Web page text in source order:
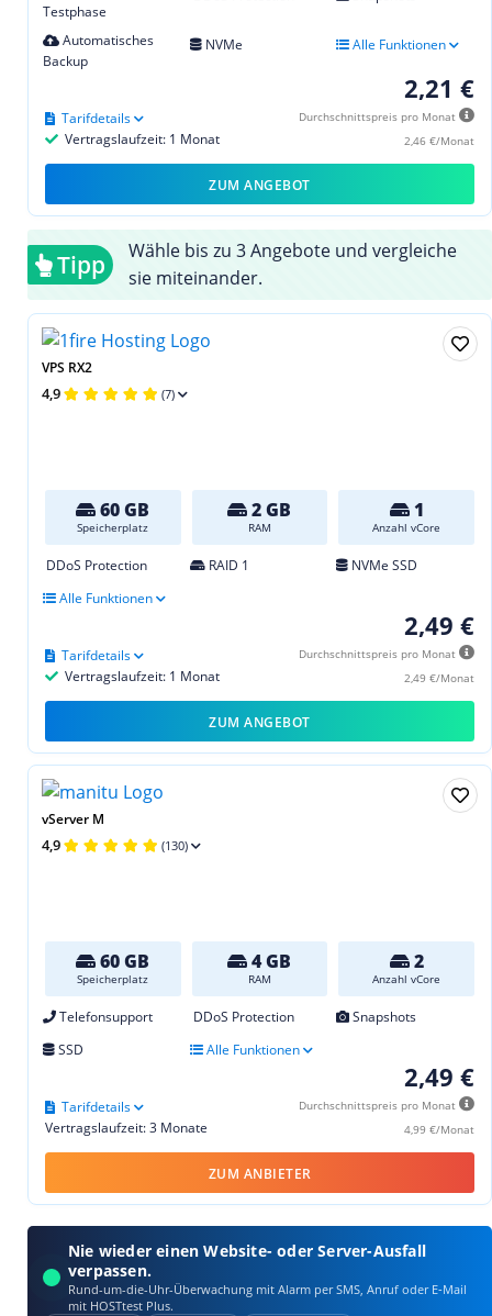
Testphase
Automatisches
Backup
NVMe Alle Funktionen
2,21 €
Durchschnittspreis pro Monat
2,46 €/Monat
Vertragslaufzeit: 1 Monat
Tarifdetails
ZUM ANGEBOT
Tipp
Wähle bis zu 3 Angebote und vergleiche
sie miteinander.
VPS RX2
4,9 (7)
60 GB
Speicherplatz
2 GB
RAM
1
Anzahl vCore
DDoS Protection RAID 1
NVMe SSD
Alle Funktionen
2,49 €
Durchschnittspreis pro Monat
2,49 €/Monat
Vertragslaufzeit: 1 Monat
Tarifdetails
ZUM ANGEBOT
vServer M
4,9 (130)
60 GB
Speicherplatz
4 GB
RAM
2
Anzahl vCore
Telefonsupport DDoS Protection
Snapshots
SSD
Alle Funktionen
2,49 €
Durchschnittspreis pro Monat
4,99 €/Monat
Vertragslaufzeit: 3 Monate
Tarifdetails
ZUM ANBIETER
Nie wieder einen Website- oder Server-Ausfall
verpassen.
Rund-um-die-Uhr-Überwachung mit Alarm per SMS, Anruf oder E‑Mail
mit HOSTtest Plus.